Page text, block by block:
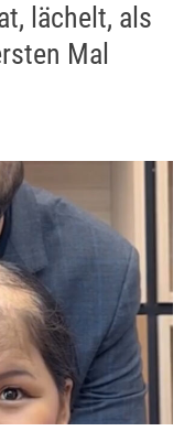
lächelt, als
Mal